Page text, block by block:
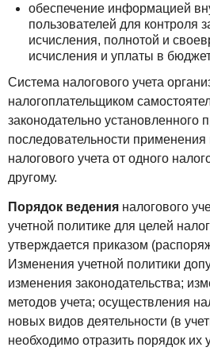
обеспечение информацией
пользователей для контроля
исчисления, полнотой и
исчисления и уплаты в
Система налогового учета
налогоплательщиком
законодательно установленного
последовательности
налогового учета от одного
другому.
Порядок ведения налогового
учетной политике для целей
утверждается приказом
Изменения учетной политики
изменения законодательства;
методов учета; осуществления
новых видов деятельности (в
необходимо отразить порядок их